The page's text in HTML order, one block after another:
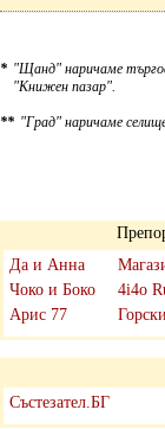
* "Щанд" наричаме
"Книжен пазар".
** "Град" наричаме
Да и Анна
Чоко и Боко
Арис 77
4i4o
Горски
Състезател.БГ